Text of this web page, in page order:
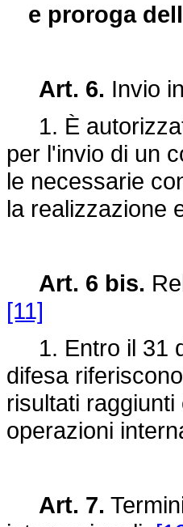
e proroga
Art. 6. Invio
1. È
per l'invio di un
le necessarie
la realizzazione
Art. 6 bis.
[11]
1. Entro il 31
difesa
risultati
operazioni
Art. 7.